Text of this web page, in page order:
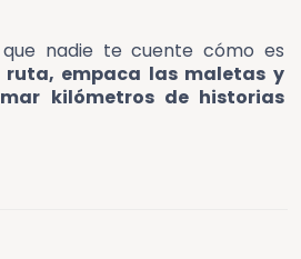
que nadie te cuente cómo es
ruta, empaca las maletas y
kilómetros de historias